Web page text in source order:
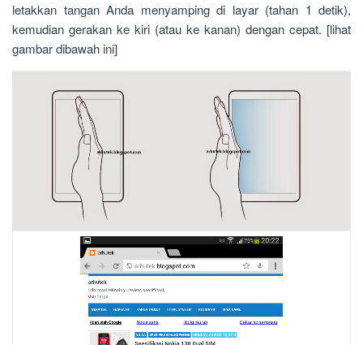
letakkan tangan Anda menyamping di layar (tahan 1 detik),
kemudian gerakan ke kiri (atau ke kanan) dengan cepat. [lihat
gambar dibawah ini]